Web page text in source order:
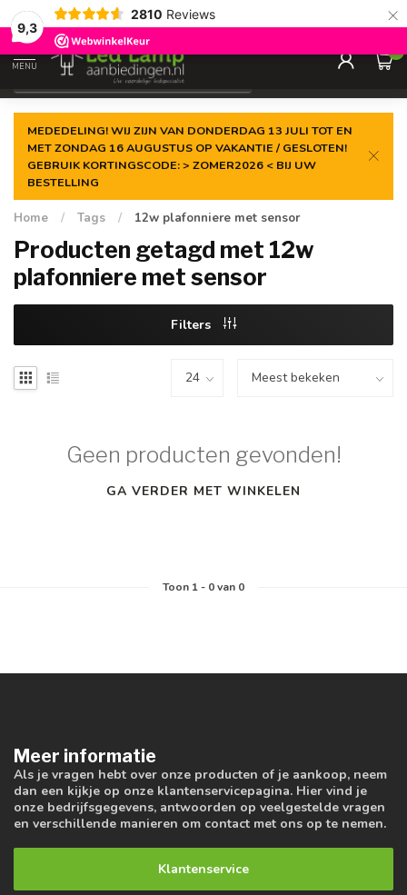
9,3
2810 Reviews ×
Gegarandeerde delaagste prijs
MENU
0
MEDEDELING! WIJ ZIJN VAN DONDERDAG 13 JULI TOT EN
MET ZONDAG 16 AUGUSTUS OP VAKANTIE / GESLOTEN!
GEBRUIK KORTINGSCODE: > ZOMER2026 < BIJ UW
BESTELLING
Home / Tags / 12w plafonniere met sensor
Producten getagd met 12w
plafonniere met sensor
Filters
Geen producten gevonden!
GA VERDER MET WINKELEN
Toon 1- 0van 0
Meer informatie
Als je vragen hebt over onze producten of je aankoop, neem
dan een kijkje op onze klantenservicepagina. Hier vind je
onze bedrijfsgegevens, antwoorden op veelgestelde vragen
en verschillende manieren om contact met ons op te nemen.
Klantenservice